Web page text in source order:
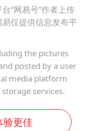
“网易号”作者上传
仅提供信息发布平
the pictures
posted by a user
media platform
services.
验更佳